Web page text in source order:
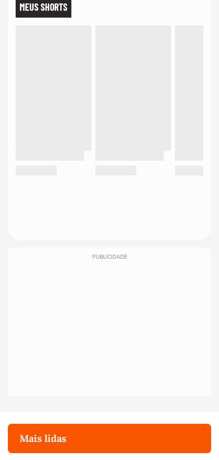
MEUS SHORTS
PUBLICIDADE
Mais lidas